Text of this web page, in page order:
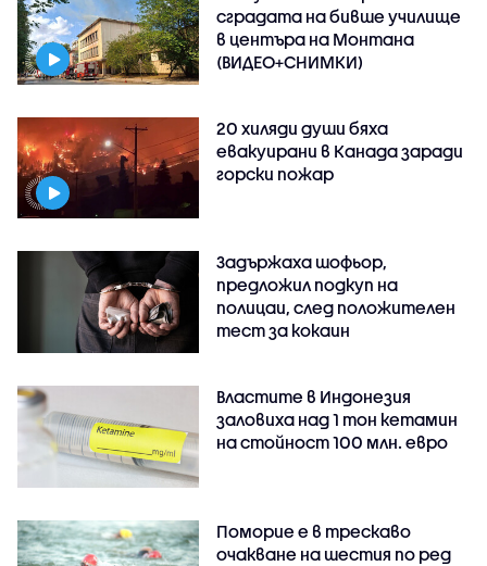
сградата на бивше училище
в центъра на Монтана
(ВИДЕО+СНИМКИ)
20 хиляди души бяха
евакуирани в Канада заради
горски пожар
Задържаха шофьор,
предложил подкуп на
полицаи, след положителен
тест за кокаин
Властите в Индонезия
заловиха над 1 тон кетамин
на стойност 100 млн. евро
Поморие е в трескаво
очакване на шестия по ред